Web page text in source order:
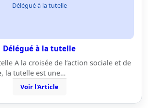
Délégué à la tutelle
Délégué à la tutelle
A la croisée de l’action sociale et de
la tutelle est une…
Voir l'Article